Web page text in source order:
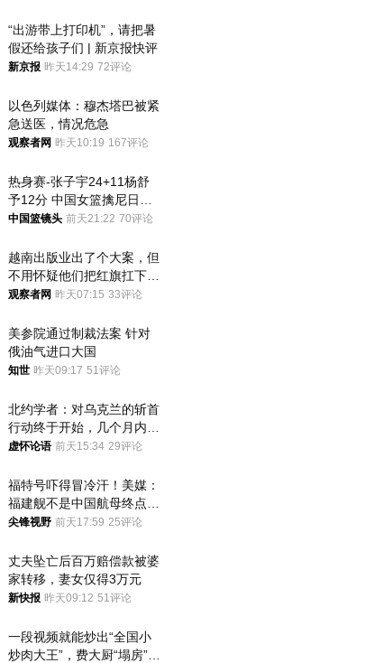
“出游带上打印机”，请把暑
假还给孩子们 | 新京报快评
新京报 昨天14:29 72评论
以色列媒体：穆杰塔巴被紧
急送医，情况危急
观察者网 昨天10:19 167评论
热身赛-张子宇24+11杨舒
予12分 中国女篮擒尼日利
亚
中国篮镜头 前天21:22 70评论
越南出版业出了个大案，但
不用怀疑他们把红旗扛下去
的决心
观察者网 昨天07:15 33评论
美参院通过制裁法案 针对
俄油气进口大国
知世 昨天09:17 51评论
北约学者：对乌克兰的斩首
行动终于开始，几个月内乌
将投降
虚怀论语 前天15:34 29评论
福特号吓得冒冷汗！美媒：
福建舰不是中国航母终点，
而是新起点！
尖锋视野 前天17:59 25评论
丈夫坠亡后百万赔偿款被婆
家转移，妻女仅得3万元
新快报 昨天09:12 51评论
一段视频就能炒出“全国小
炒肉大王”，费大厨“塌房”了